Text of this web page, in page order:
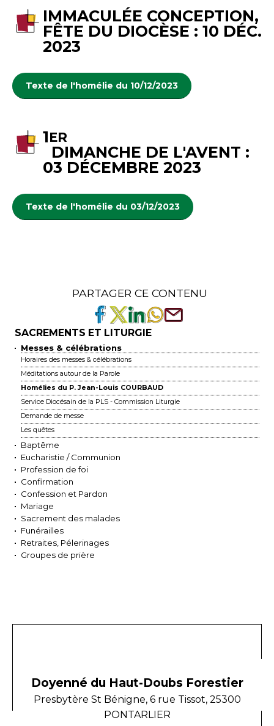
IMMACULÉE CONCEPTION,
FÊTE DU DIOCÈSE : 10 DÉC.
2023
Texte de l'homélie du 10/12/2023
1ER
DIMANCHE DE L'AVENT :
03 DÉCEMBRE 2023
Texte de l'homélie du 03/12/2023
PARTAGER CE CONTENU
SACREMENTS ET LITURGIE
Messes & célébrations
Horaires des messes & célébrations
Méditations autour de la Parole
Homélies du P. Jean-Louis COURBAUD
Service Diocésain de la PLS - Commission Liturgie
Demande de messe
Les quêtes
Baptême
Eucharistie / Communion
Profession de foi
Confirmation
Confession et Pardon
Mariage
Sacrement des malades
Funérailles
Retraites, Pélerinages
Groupes de prière
Doyenné du Haut-Doubs Forestier
Presbytère St Bénigne, 6 rue Tissot, 25300
PONTARLIER